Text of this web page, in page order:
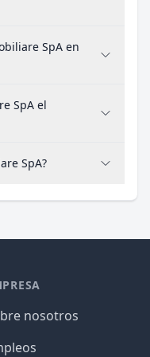
SpA en
SpA el
SpA?
nosotros